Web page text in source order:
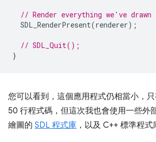
// Render everything we've
SDL_RenderPresent(renderer);
// SDL_Quit();
}
您可以看到，這個應用程式仍相當小，
50 行程式碼，但這次我也會使用一些外
繪圖的 SDL 程式庫 ，以及 C++ 標準程式